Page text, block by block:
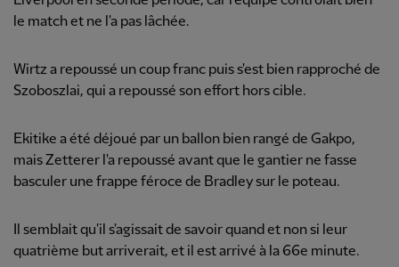
le match et ne l'a pas lâchée.
Wirtz a repoussé un coup franc puis s'est bien rapproché de
Szoboszlai, qui a repoussé son effort hors cible.
Ekitike a été déjoué par un ballon bien rangé de Gakpo,
mais Zetterer l'a repoussé avant que le gantier ne fasse
basculer une frappe féroce de Bradley sur le poteau.
Il semblait qu'il s'agissait de savoir quand et non si leur
quatrième but arriverait, et il est arrivé à la 66e minute.